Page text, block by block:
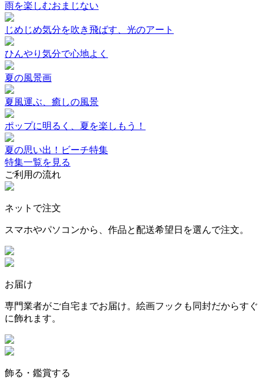
雨を楽しむおまじない
じめじめ気分を吹き飛ばす、光のアート
ひんやり気分で心地よく
夏の風景画
夏風運ぶ、癒しの風景
ポップに明るく、夏を楽しもう！
夏の思い出！ビーチ特集
特集一覧を見る
ご利用の流れ
ネットで注文
スマホやパソコンから、作品と配送希望日を選んで注文。
お届け
専門業者がご自宅までお届け。絵画フックも同封だからすぐ
に飾れます。
飾る・鑑賞する